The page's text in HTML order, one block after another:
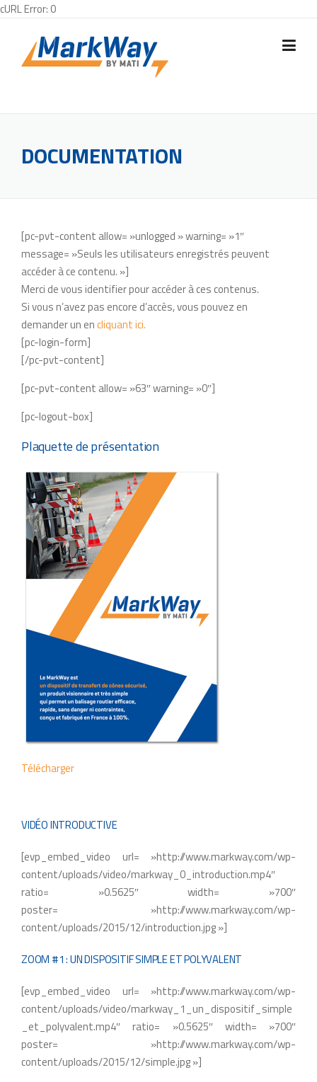
cURL Error: 0
content
DOCUMENTATION
[pc-pvt-content allow= »unlogged » warning= »1″
message= »Seuls les utilisateurs enregistrés peuvent
accéder à ce contenu. »]
Merci de vous identifier pour accéder à ces contenus.
Si vous n’avez pas encore d’accès, vous pouvez en
demander un encliquant ici.
[pc-login-form]
[/pc-pvt-content]
[pc-pvt-content allow= »63″ warning= »0″]
[pc-logout-box]
Plaquette de présentation
Télécharger
VIDÉO INTRODUCTIVE
[evp_embed_video url= »http://www.markway.com/wp-
content/uploads/video/markway_0_introduction.mp4″
ratio= »0.5625″ width= »700″
poster= »http://www.markway.com/wp-
content/uploads/2015/12/introduction.jpg »]
ZOOM #1 : UN DISPOSITIF SIMPLE ET POLYVALENT
[evp_embed_video url= »http://www.markway.com/wp-
content/uploads/video/markway_1_un_dispositif_simple
_et_polyvalent.mp4″ ratio= »0.5625″ width= »700″
poster= »http://www.markway.com/wp-
content/uploads/2015/12/simple.jpg »]